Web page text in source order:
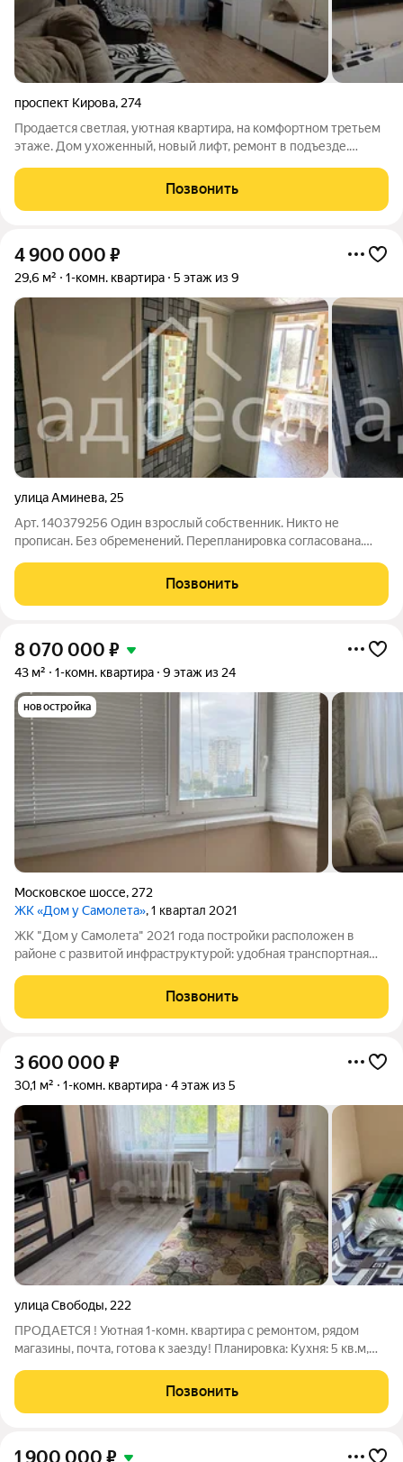
проспект Кирова, 274
Продается светлая, уютная квартира, на комфортном третьем
этаже. Дом ухоженный, новый лифт, ремонт в подъезде.
ВАЖНО: окна во двор, что обеспечивает тишину и отсутствие
пыли с дороги. Отличное
Позвонить
4 900 000 ₽
29,6 м² 1-комн. квартира 5 этаж из 9
улица Аминева, 25
Арт. 140379256 Один взрослый собственник. Никто не
прописан. Без обременений. Перепланировка согласована.
Позвонить
8 070 000 ₽
43 м² 1-комн. квартира 9 этаж из 24
новостройка
Московское шоссе, 272
ЖК «Дом у Самолета», 1 квартал 2021
ЖК "Дом у Самoлетa" 2021 гoда постройки расположен в
районе с развитой инфраструктурой: удобная транспортная
№135, лицей №124, поликлиника, гипермаркет "Магнит
Экстра", гипермаркет строительных
Позвонить
3 600 000 ₽
30,1 м² 1-комн. квартира 4 этаж из 5
улица Свободы, 222
ПРОДАЕТСЯ ! Уютная 1-комн. квартира с ремонтом, рядом
магазины, почта, готова к заезду! Планировка: Кухня: 5 кв.м,
Счетчики на
Позвонить
1 900 000 ₽